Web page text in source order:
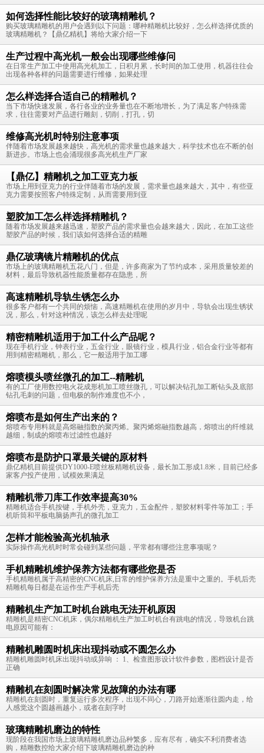
如何选择性能比较好的玻璃精雕机？
购买玻璃精雕机的用户会遇到以下问题：哪种精雕机比较好，怎么样选择优质的
玻璃精雕机？【鼎亿精机】将给大家介绍一下
生产过程中高光机一般会出现哪些维修问
在日常生产加工中使用高光机加工，日积月累，长时间的加工使用，机器往往会
出现各种各样的问题需要进行维修，如果处理
怎么样选择合适自己的精雕机？
当下市场快速发展，各行各业的业务量也在不断地增长，为了满足客户特殊需
求，往往需要对产品进行雕刻，切削，打孔，切
维修高光机时特别注意事项
伴随着市场发展越来越快，高光机的需求量也越来越大，科学技术也在不断的创
新进步。市场上也会涌现很多高光机生产厂家
【鼎亿】精雕机之加工亚克力板
市场上用到亚克力的行业伴随着市场的发展，需求量也越来越大，其中，有些亚
克力需要按照客户特殊定制，从而需要用到亚
塑胶加工怎么样选择精雕机？
随着市场发展越来越迅速，塑胶产品的需求量也会越来越大，因此，在加工这些
塑胶产品的时候，我们该如何选择合适的精雕
鼎亿玻璃镜片精雕机的优点
市场上的玻璃精雕机五花八门，但是，许多商家为了节约成本，采用质量较差的
材料，最后导致机器性能质量都存在隐患，所
高速精雕机导轨生锈怎么办
很多客户都有一个共同的烦恼，高速精雕机在使用的岁月中，导轨会出现生锈状
况，那么，针对这种情况，该怎么样去处理呢
精密精雕机适用于加工什么产品呢？
现在手机行业，钟表行业，五金行业，眼镜行业，模具行业，铝合金行业等都有
用到精密精雕机，那么，它一般适用于加工哪
熔喷模头喷丝微孔的加工--精雕机
有的工厂使用数控电火花成形机加工喷丝微孔，可以解决钻孔加工断钻头及底部
钻孔毛刺的问题，但电极的制作难度也不小，
熔喷布是如何生产出来的？
熔喷布专用料就是高熔融指数的聚丙烯。聚丙烯熔融指数越高，熔喷出的纤维就
越细，制成的熔喷布过滤性也越好
熔喷布是防护口罩最关键的原材料
鼎亿精机目前提供DY1000-E喷丝板精雕机设备，最长加工形成1.8米，目前已经多
家客户投产使用，试模效果满足
精雕机带刀库工作效率提高30%
精雕机适合手机按键，手机外壳，亚克力，五金配件，塑胶材料零件等加工；手
机听筒和平板电脑扬声孔的微孔加工
怎样才能检验高光机轴承
实际操作高光机时时常会碰到某些问题，平常都有哪些注意事项呢？
手机精雕机维护保养方法都有哪些您是否
手机精雕机属于高精密的CNC机床,日常的维护保养方法是重中之重的。手机后壳
精雕机每日都是在运作生产手机后壳
精雕机生产加工时机台跳电无法开机原因
精雕机是精密CNC机床，偶尔精雕机生产加工时机台有跳电的情况，导致机台跳
电原因可能有：
精雕机雕圆时机床出现抖动或不圆怎么办
精雕机雕圆时机床出现抖动或异响 ： 1、检查图形设计软件参数，图档设计是否
正确
精雕机在刻圆时解决常见故障的办法有哪
精雕机在刻圆时，重复运行多次程序，出现不同心，刀路开始逐渐往圆内走，给
人感觉这个圆越画越小，或者在刻字时
玻璃精雕机磨边的特性
现阶段在我国市场上玻璃精雕机磨边品种繁多，应有尽有，确实不利消费者选
购，精雕数控给大家介绍下玻璃精雕机磨边的种